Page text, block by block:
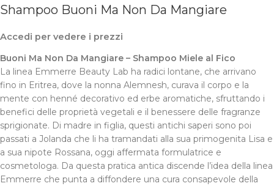
Shampoo Buoni Ma Non Da Mangiare
Accedi per vedere i prezzi
Buoni Ma Non Da Mangiare – Shampoo Miele al Fico
La linea Emmerre Beauty Lab ha radici lontane, che arrivano
fino in Eritrea, dove la nonna Alemnesh, curava il corpo e la
mente con henné decorativo ed erbe aromatiche, sfruttando i
benefici delle proprietà vegetali e il benessere delle fragranze
sprigionate. Di madre in figlia, questi antichi saperi sono poi
passati a Jolanda che li ha tramandati alla sua primogenita Lisa e
a sua nipote Rossana, oggi affermata formulatrice e
cosmetologa. Da questa pratica antica discende l’idea della linea
Emmerre che punta a diffondere una cura consapevole della